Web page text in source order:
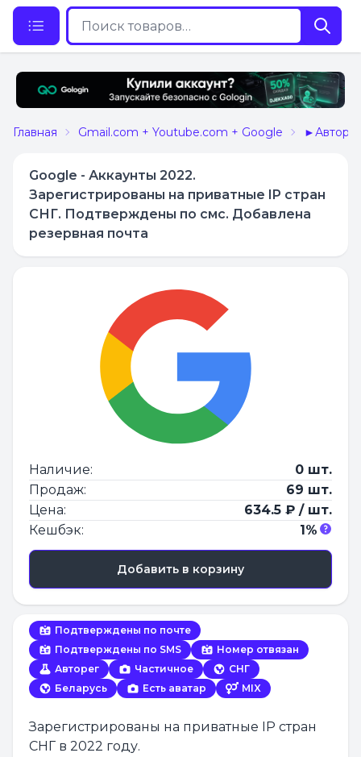
Главная Gmail.com + Youtube.com + Google
Google - Аккаунты 2022.
Зарегистрированы на приватные IP стран
СНГ. Подтверждены по смс. Добавлена
резервная почта
Подтверждены по почте
Подтверждены по SMS
Номер отвязан
Авторег
Частичное
СНГ
Беларусь
Есть аватар MIX
Зарегистрированы на приватные IP стран
СНГ в 2022 году.
Наличие:
0 шт.
Продаж:
69 шт.
Цена:
634.5 ₽ / шт.
Кешбэк:
1%
Добавить в корзину